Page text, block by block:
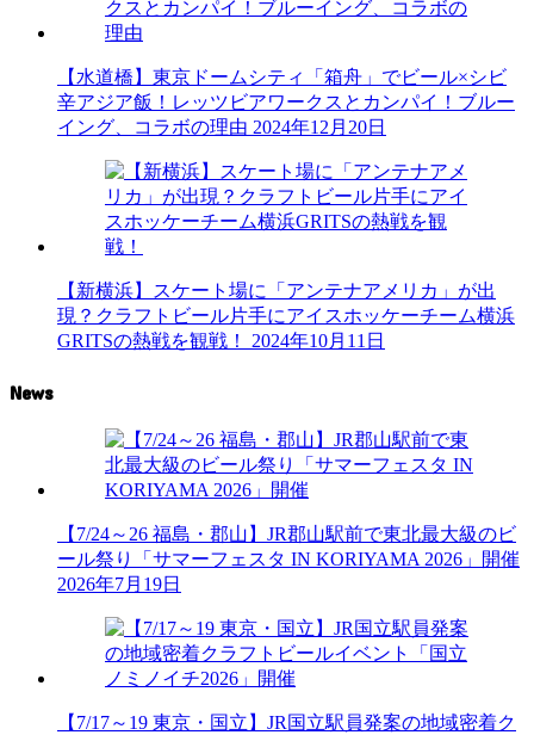
【水道橋】東京ドームシティ「箱舟」でビール×シビ
辛アジア飯！レッツビアワークスとカンパイ！ブルー
イング、コラボの理由 2024年12月20日
【新横浜】スケート場に「アンテナアメリカ」が出
現？クラフトビール片手にアイスホッケーチーム横浜
GRITSの熱戦を観戦！
2024年10月11日
News
【7/24～26 福島・郡山】JR郡山駅前で東北最大級のビ
ール祭り「サマーフェスタ IN KORIYAMA 2026」開催
2026年7月19日
【7/17～19 東京・国立】JR国立駅員発案の地域密着ク